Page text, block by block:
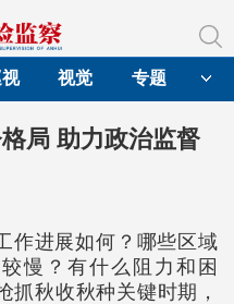
视觉 专题
局 助力政治监督
作进展如何？哪些区域
慢？有什么阻力和困
抓秋收秋种关键时期，